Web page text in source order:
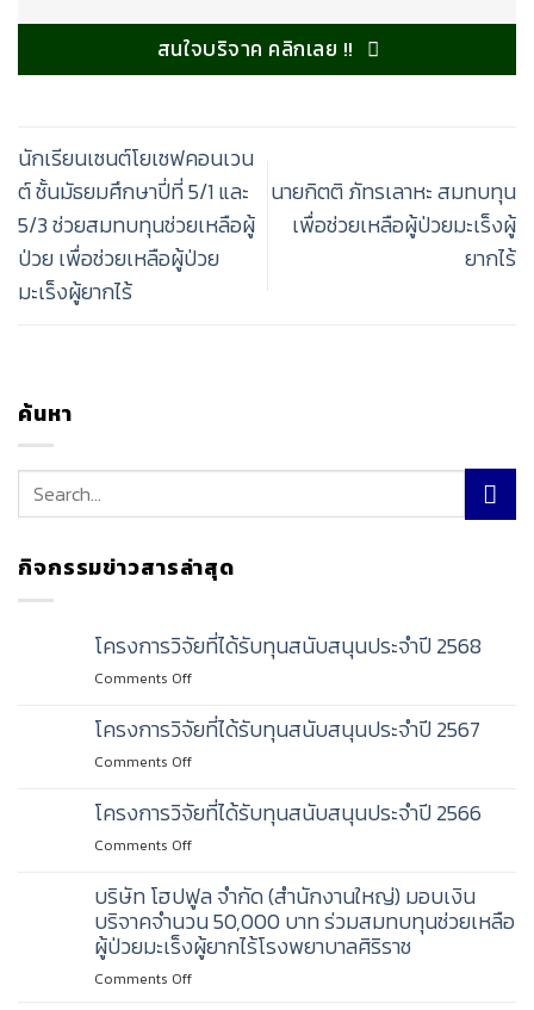
สนใจบริจาค คลิกเลย !!
นักเรียนเซนต์โยเซฟคอนเวน
ต์ ชั้นมัธยมศึกษาปี่ที่ 5/1 และ
5/3 ช่วยสมทบทุนช่วยเหลือผู้
ป่วย เพื่อช่วยเหลือผู้ป่วย
มะเร็งผู้ยากไร้
นายกิตติ ภัทรเลาหะ สมทบทุน
เพื่อช่วยเหลือผู้ป่วยมะเร็งผู้
ยากไร้
ค้นหา
กิจกรรมข่าวสารล่าสุด
โครงการวิจัยที่ได้รับทุนสนับสนุนประจำปี 2568
Comments Offon
วิจัย
ได้
ทุน
สนับสนุน
2568
โครงการวิจัยที่ได้รับทุนสนับสนุนประจำปี 2567
Comments Offon
วิจัย
ได้
ทุน
สนับสนุน
ประจำ
ปี
โครงการวิจัยที่ได้รับทุนสนับสนุนประจำปี 2566
Comments Offon
วิจัย
ที่
ได้
รับ
ทุน
บริษัท โฮปฟูล จำกัด (สำนักงานใหญ่) มอบเงิน
บริจาคจำนวน 50,000 บาท ร่วมสมทบทุนช่วยเหลือ
ผู้ป่วยมะเร็งผู้ยากไร้โรงพยาบาลศิริราช
Comments Offon